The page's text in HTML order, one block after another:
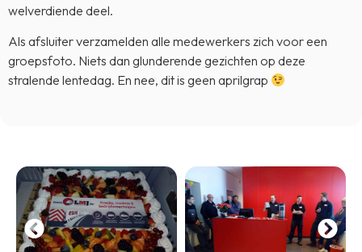
welverdiende deel.
Als afsluiter verzamelden alle medewerkers zich voor een
groepsfoto. Niets dan glunderende gezichten op deze
stralende lentedag. En nee, dit is geen aprilgrap